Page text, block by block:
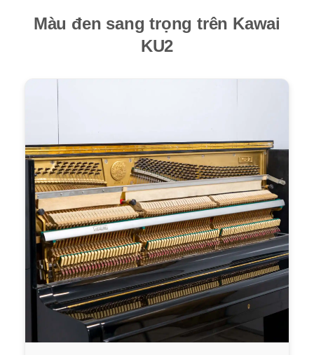
Màu đen sang trọng trên Kawai
KU2